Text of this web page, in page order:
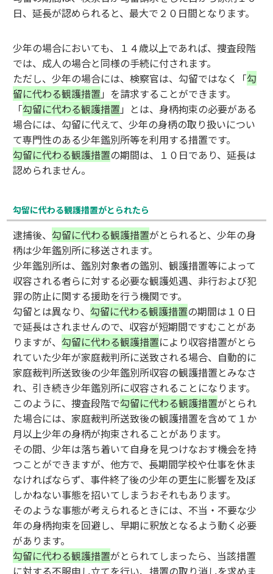
日、延長が認められると、最大で２０日間となります。
少年の場合においても、１４歳以上であれば、捜査段階
では、成人の場合と同様の手続に付されます。
ただし、少年の場合には、検察官は、勾留ではなく「勾
留に代わる観護措置 」を請求することができます。
「勾留に代わる観護措置 」とは、身柄拘束の必要がある
場合には、勾留に代えて、少年の身柄の取り扱いについ
て専門性のある少年鑑別所等を利用する措置です。
勾留に代わる観護措置の期間は、１０日であり、延長は
認められません。
勾留に代わる観護措置がとられたら
逮捕後、勾留に代わる観護措置がとられると、少年の身
柄は少年鑑別所に移送されます。
少年鑑別所は、鑑別対象者の鑑別、観護措置等によって
収容される者らに対する必要な観護処遇、非行および犯
罪の防止に関する援助を行う機関です。
勾留とは異なり、勾留に代わる観護措置の期間は１０日
で延長はされませんので、収容が短期間ですむことがあ
りますが、勾留に代わる観護措置により収容措置がとら
れていた少年が家庭裁判所に送致される場合、自動的に
家庭裁判所送致後の少年鑑別所収容の観護措置とみなさ
れ、引き続き少年鑑別所に収容されることになります。
このように、捜査段階で勾留に代わる観護措置がとられ
た場合には、家庭裁判所送致後の観護措置を含めて１か
月以上少年の身柄が拘束されることがあります。
その間、少年は落ち着いて自身を見つけなおす機会を持
つことができますが、他方で、長期間学校や仕事を休ま
なければならず、事件終了後の少年の更生に影響を及ぼ
しかねない事態を招いてしまうおそれもあります。
そのような事態が考えられるときには、不当・不要な少
年の身柄拘束を回避し、早期に釈放となるよう動く必要
があります。
勾留に代わる観護措置がとられてしまったら、当該措置
に対する不服申し立てを行い、措置の取り消しを求めま